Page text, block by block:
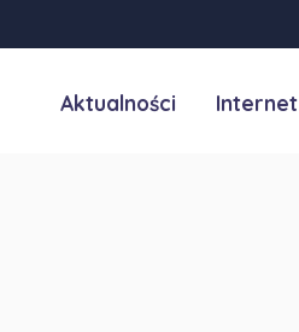
Aktualności Internet